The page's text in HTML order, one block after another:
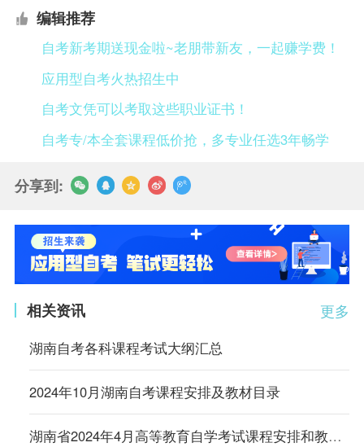
编辑推荐
自考新考期送现金啦~老朋带新友，一起赚学费！
应用型自考火热招生中
自考文凭可以考取这些职业证书！
自考专/本全套课程低价抢，多专业任选3年畅学
分享到:
更多
相关资讯
湖南自考各科课程考试大纲汇总
2024年10月湖南自考课程安排及教材目录
湖南省2024年4月高等教育自学考试课程安排和教材变更汇总